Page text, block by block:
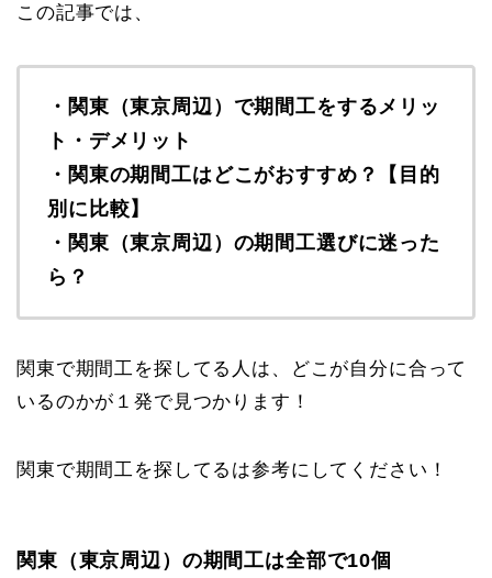
この記事では、
・関東（東京周辺）で期間工をするメリッ
ト・デメリット
・関東の期間工はどこがおすすめ？【目的
別に比較】
・関東（東京周辺）の期間工選びに迷った
ら？
関東で期間工を探してる人は、どこが自分に合って
いるのかが１発で見つかります！
関東で期間工を探してるは参考にしてください！
関東（東京周辺）の期間工は全部で10個